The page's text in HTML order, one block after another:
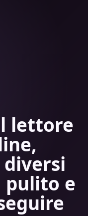
lettore
pulito e